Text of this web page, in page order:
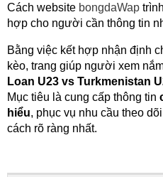
Cách website bongdaWap
hợp cho người cần thông tin
Bằng việc kết hợp nhận định
kèo, trang giúp người xem
Loan U23 vs Turkmenistan
Mục tiêu là cung cấp thông tin
hiểu, phục vụ nhu cầu theo
cách rõ ràng nhất.